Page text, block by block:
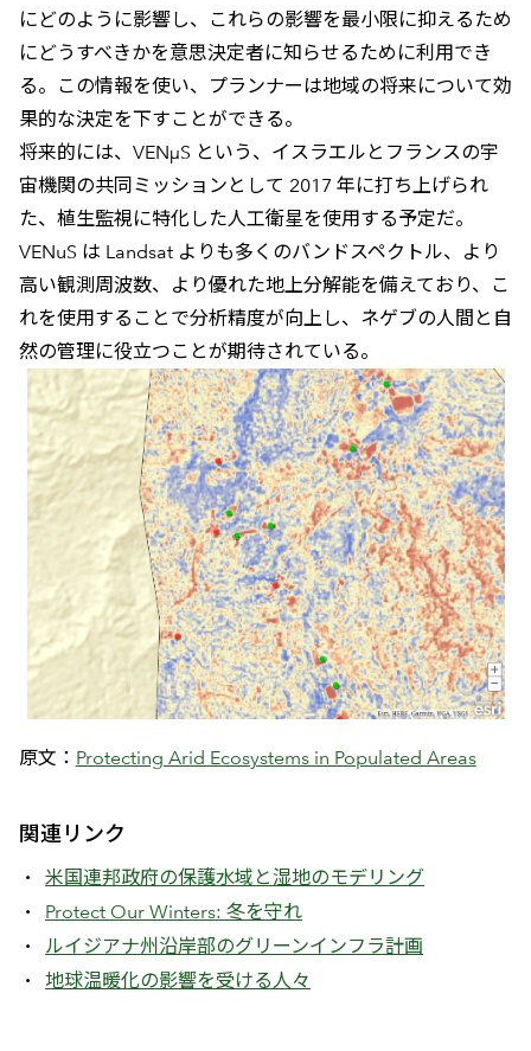
にどのように影響し、これらの影響を最小限に抑えるため
にどうすべきかを意思決定者に知らせるために利用でき
る。この情報を使い、プランナーは地域の将来について効
果的な決定を下すことができる。
将来的には、VENµS という、イスラエルとフランスの宇
宙機関の共同ミッションとして 2017 年に打ち上げられ
た、植生監視に特化した人工衛星を使用する予定だ。
VENuS は Landsat よりも多くのバンドスペクトル、より
高い観測周波数、より優れた地上分解能を備えており、こ
れを使用することで分析精度が向上し、ネゲブの人間と自
然の管理に役立つことが期待されている。
原文： Protecting Arid Ecosystems in Populated Areas
関連リンク
米国連邦政府の保護水域と湿地のモデリング
Protect Our Winters: 冬を守れ
ルイジアナ州沿岸部のグリーンインフラ計画
地球温暖化の影響を受ける人々